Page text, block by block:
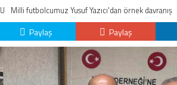
Milli futbolcumuz Yusuf Yazıcı'dan örnek davranış
Paylaş Paylaş